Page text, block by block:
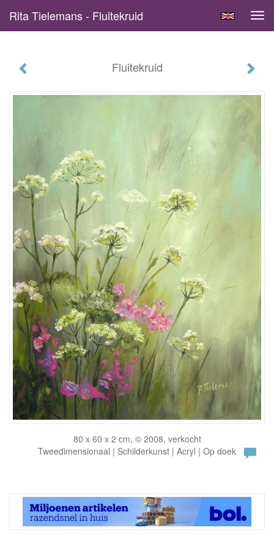
Rita Tielemans - Fluitekruid
Fluitekruid
80 x 60 x 2 cm, © 2008, verkocht
Tweedimensionaal | Schilderkunst | Acryl | Op doek